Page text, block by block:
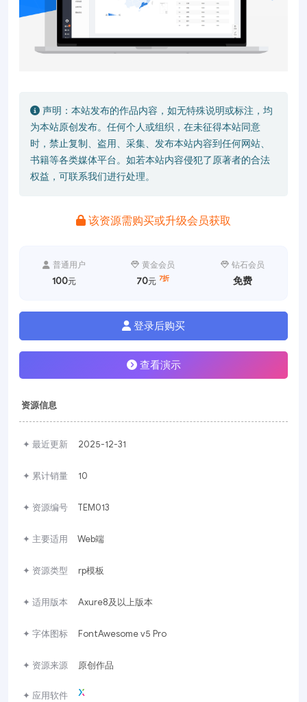
声明：本站发布的作品内容，如无特殊说明或标注，均
为本站原创发布。任何个人或组织，在未征得本站同意
时，禁止复制、盗用、采集、发布本站内容到任何网站、
书籍等各类媒体平台。如若本站内容侵犯了原著者的合法
权益，可联系我们进行处理。
该资源需购买或升级会员获取
普通用户
100元
黄金会员
70元 7折
钻石会员
免费
登录后购买
查看演示
资源信息
✦ 最近更新 2025-12-31
✦ 累计销量 10
✦ 资源编号 TEM013
✦ 主要适用 Web端
✦ 资源类型 rp模板
✦ 适用版本 Axure8及以上版本
✦ 字体图标 FontAwesome v5 Pro
✦ 资源来源 原创作品
✦ 应用软件